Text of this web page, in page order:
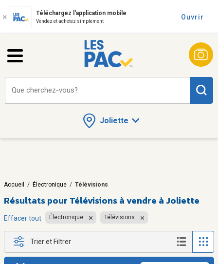
Téléchargez l'application mobile
Vendez et achetez simplement
Ouvrir
Joliette
Que cherchez-vous?
Accueil / Électronique / Télévisions
Résultats pour Télévisions à vendre à Joliette
Effacer tout Électronique Télévisions
Trier et Filtrer